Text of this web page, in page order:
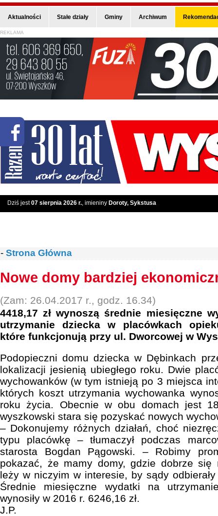
Aktualności Stałe działy Gminy Archiwum
REKLAMA
Dziś jest07 sierpnia 2026 r., imieniny Doroty, Sykstusa
- Strona Główna
Nowe domy bardziej
(Zam: 26.04.2017 r., godz. 16.34)
4418,17 zł wynoszą średnie miesięczne
utrzymanie dziecka w placówkach
które funkcjonują przy ul. Dworcowej w
Podopieczni domu dziecka w Dębinkach
lokalizacji jesienią ubiegłego roku. Dwie
wychowanków (w tym istnieją po 3 miejsca
których koszt utrzymania wychowanka
roku życia. Obecnie w obu domach jest
wyszkowski stara się pozyskać nowych
– Dokonujemy różnych działań, choć
typu placówkę – tłumaczył podczas
starosta Bogdan Pągowski. – Robimy
pokazać, że mamy domy, gdzie dobrze się
leży w niczyim w interesie, by sądy
Średnie miesięczne wydatki na
wynosiły w 2016 r. 6246,16 zł.
J.P.